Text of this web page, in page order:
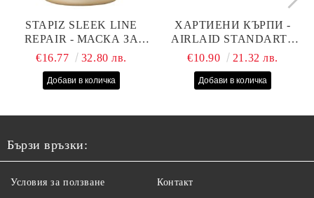
STAPIZ SLEEK LINE
REPAIR - МАСКА ЗА
СУХИ, ИЗТОЩЕНИ И
КОПРИНЕНИ
€16.77 32.80 лв.
ХАРТИЕНИ КЪРПИ -
AIRLAID STANDART -
40СМ/70СМ - 100БР
€10.90 21.32 лв.
Бързи връзки:
Условия за ползване Контакт